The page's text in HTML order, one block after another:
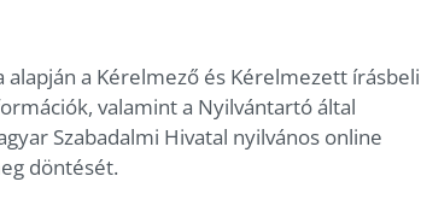
alapján a Kérelmező és Kérelmezett írásbeli
valamint a Nyilvántartó által
Szabadalmi Hivatal nyilvános online
döntését.